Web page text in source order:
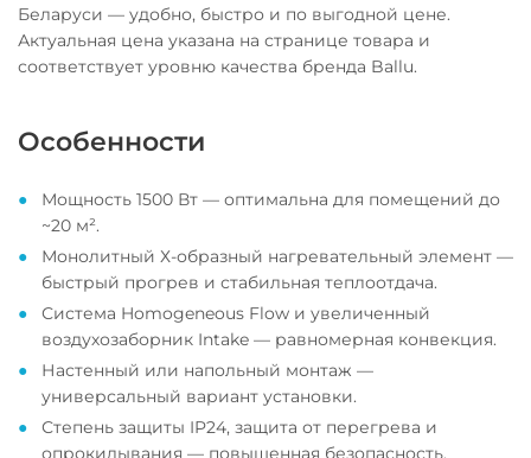
Беларуси — удобно, быстро и по выгодной цене.
Актуальная цена указана на странице товара и
соответствует уровню качества бренда Ballu.
Особенности
Мощность 1500 Вт — оптимальна для помещений до
~20 м².
Монолитный Х-образный нагревательный элемент —
быстрый прогрев и стабильная теплоотдача.
Система Homogeneous Flow и увеличенный
воздухозаборник Intake — равномерная конвекция.
Настенный или напольный монтаж —
универсальный вариант установки.
Степень защиты IP24, защита от перегрева и
опрокидывания — повышенная безопасность.